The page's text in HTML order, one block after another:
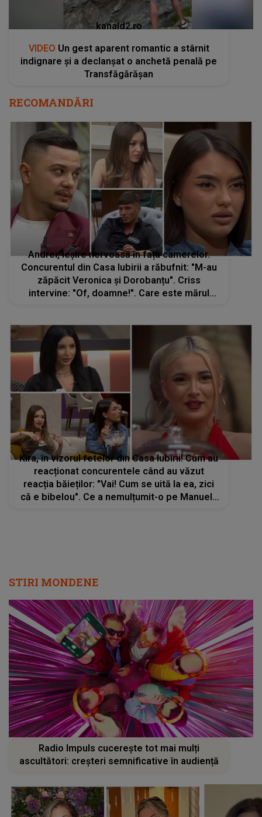
kanald2.ro
VIDEO Un gest aparent romantic a stârnit
indignare și a declanșat o anchetă penală pe
Transfăgărășan
RECOMANDĂRI
Andrei, ieșire nervoasă în fața camerelor.
Concurentul din Casa Iubirii a răbufnit: "M-au
zăpăcit Veronica și Dorobanțu". Criss
intervine: "Of, doamne!". Care este mărul
Kira, în vizorul fetelor din Casa Iubirii! Cum au
reacționat concurentele când au văzut
reacția băieților: "Vai! Cum se uită la ea, zici
că e bibelou". Ce a nemulțumit-o pe Manuela
STIRI MONDENE
Radio Impuls cucerește tot mai mulți
ascultători: creșteri semnificative în audiență